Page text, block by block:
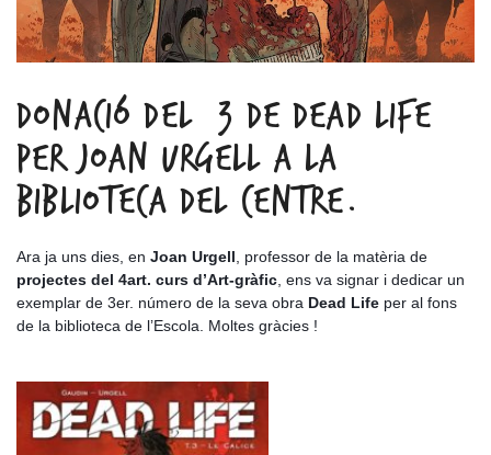
DONACIÓ DEL #3 DE DEAD LIFE
PER JOAN URGELL A LA
BIBLIOTECA DEL CENTRE.
Ara ja uns dies, en Joan Urgell , professor de la matèria de
projectes del 4art. curs d’Art-gràfic , ens va signar i dedicar un
exemplar de 3er. número de la seva obra Dead Life per al fons
de la biblioteca de l’Escola. Moltes gràcies !